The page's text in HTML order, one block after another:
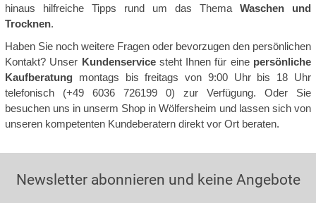
hinaus hilfreiche Tipps rund um das Thema Waschen und
Trocknen.
Haben Sie noch weitere Fragen oder bevorzugen den persönlichen
Kontakt? Unser Kundenservicesteht Ihnen für eine persönliche
Kaufberatung montags bis freitags von 9:00 Uhr bis 18 Uhr
telefonisch (+49 6036 726199 0) zur Verfügung. Oder Sie
besuchen uns in unserm Shop in Wölfersheim und lassen sich von
unseren kompetenten Kundeberatern direkt vor Ort beraten.
Newsletter abonnieren und keine Angebote